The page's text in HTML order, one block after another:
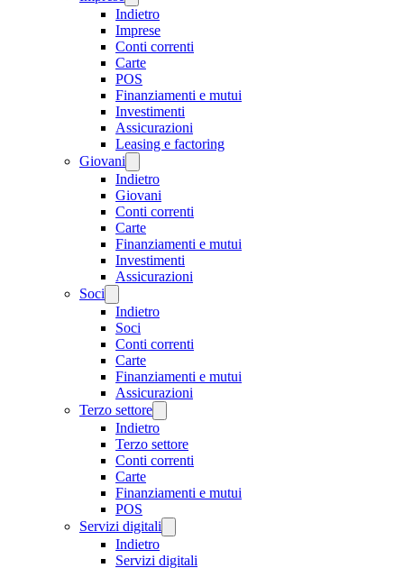
Indietro
Imprese
Conti correnti
Carte
POS
Finanziamenti e mutui
Investimenti
Assicurazioni
Leasing e factoring
Giovani
Indietro
Giovani
Conti correnti
Carte
Finanziamenti e mutui
Investimenti
Assicurazioni
Soci
Indietro
Soci
Conti correnti
Carte
Finanziamenti e mutui
Assicurazioni
Terzo settore
Indietro
Terzo settore
Conti correnti
Carte
Finanziamenti e mutui
POS
Servizi digitali
Indietro
Servizi digitali